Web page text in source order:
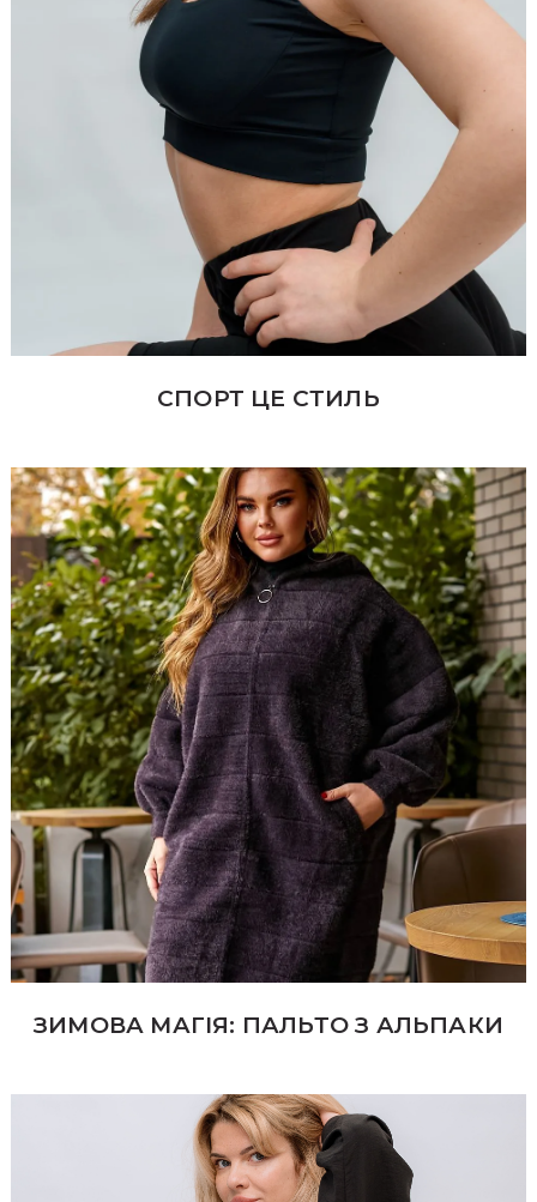
СПОРТ ЦЕ СТИЛЬ
ЗИМОВА МАГІЯ: ПАЛЬТО З АЛЬПАКИ